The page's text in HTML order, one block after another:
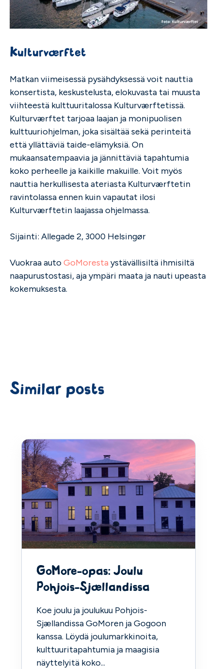
Kulturværftet
Matkan viimeisessä pysähdyksessä voit nauttia
konsertista, keskustelusta, elokuvasta tai muusta
viihteestä kulttuuritalossa Kulturværftetissä.
Kulturværftet tarjoaa laajan ja monipuolisen
kulttuuriohjelman, joka sisältää sekä perinteitä
että yllättäviä taide-elämyksiä. On
mukaansatempaavia ja jännittäviä tapahtumia
koko perheelle ja kaikille makuille. Voit myös
nauttia herkullisesta ateriasta Kulturværftetin
ravintolassa ennen kuin vapautat ilosi
Kulturværftetin laajassa ohjelmassa.
Sijainti: Allegade 2, 3000 Helsingør
Vuokraa autoGoMoresta ystävällisiltä ihmisiltä
naapurustostasi, aja ympäri maata ja nauti upeasta
kokemuksesta.
Similar posts
GoMore-opas: Joulu
Pohjois-Sjællandissa
Koe joulu ja joulukuu Pohjois-
Sjællandissa GoMoren ja Gogoon
kanssa. Löydä joulumarkkinoita,
kulttuuritapahtumia ja maagisia
näyttelyitä koko...